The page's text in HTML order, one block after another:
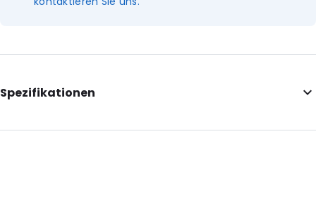
Spezifikationen
Internal Length: 165